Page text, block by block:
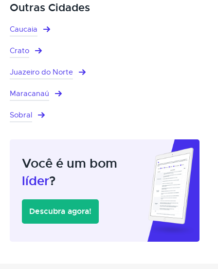
Outras Cidades
Caucaia
Crato
Juazeiro do Norte
Maracanaú
Sobral
Você é um bom
líder?
Descubra agora!